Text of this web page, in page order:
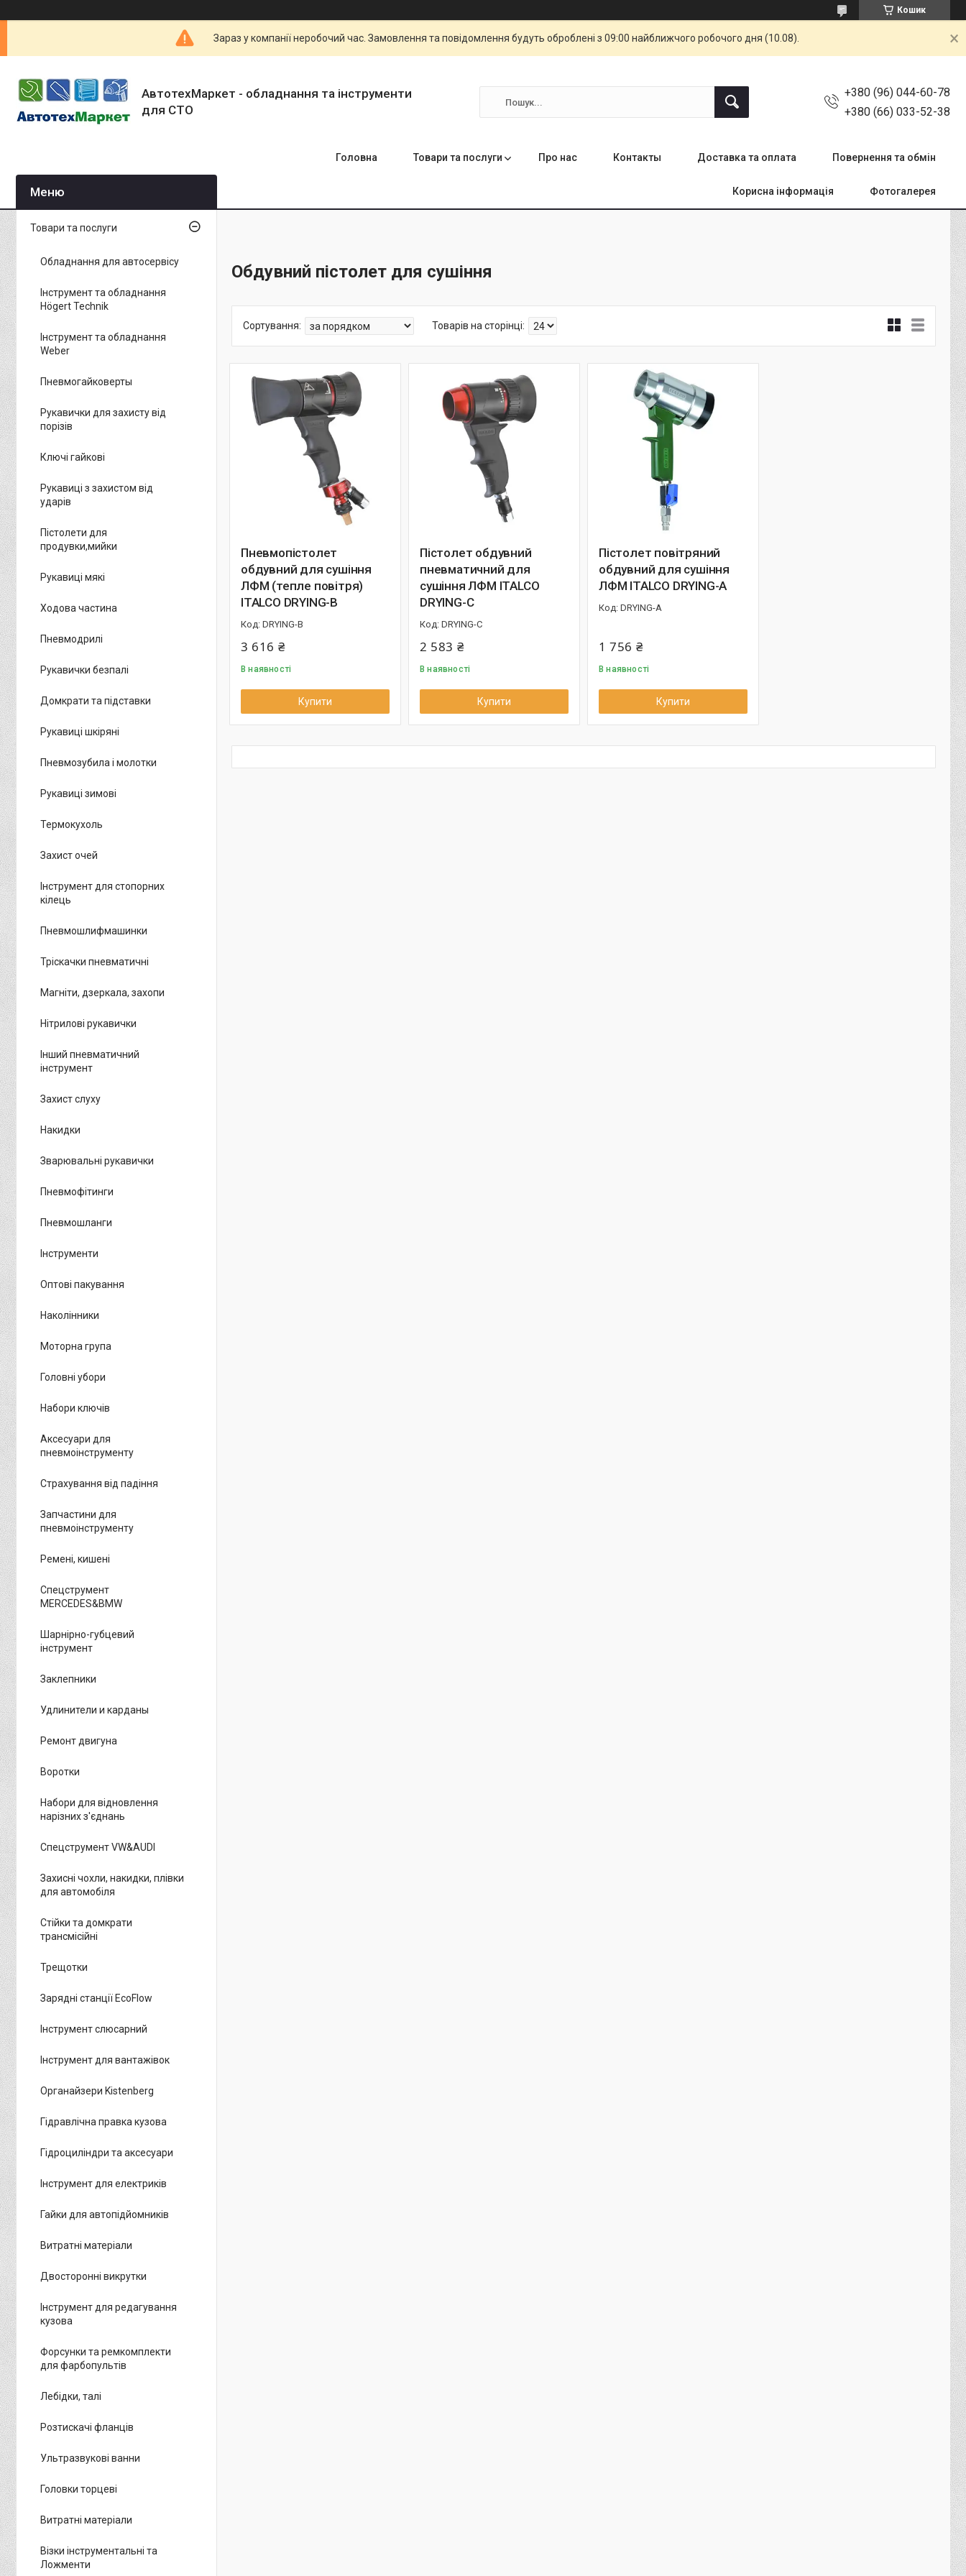
Кошик
Зараз у компанії неробочий час. Замовлення та повідомлення будуть оброблені з 09:00 найближчого робочого дня (10.08).
АвтотехМаркет - обладнання та інструменти
для СТО
+380 (96) 044-60-78
+380 (66) 033-52-38
Головна Товари та послуги Про нас Контакты Доставка та оплата Повернення та обмін
Корисна інформація Фотогалерея
Обдувний пістолет для сушіння
Пневмопістолет
обдувний для сушіння
ЛФМ (тепле повітря)
ITALCO DRYING-B
DRYING-B
3 616 ₴
В наявності
Купити
Пістолет обдувний
пневматичний для
сушіння ЛФМ ITALCO
DRYING-C
DRYING-C
2 583 ₴
В наявності
Купити
Пістолет повітряний
обдувний для сушіння
ЛФМ ITALCO DRYING-A
DRYING-A
1 756 ₴
В наявності
Купити
Товари та послуги
Обладнання для автосервісу
Інструмент та обладнання
Högert Technik
Інструмент та обладнання
Weber
Пневмогайковерты
Рукавички для захисту від
порізів
Ключі гайкові
Рукавиці з захистом від
ударів
Пістолети для
продувки,мийки
Рукавиці мякі
Ходова частина
Пневмодрилі
Рукавички безпалі
Домкрати та підставки
Рукавиці шкіряні
Пневмозубила і молотки
Рукавиці зимові
Термокухоль
Захист очей
Інструмент для стопорних
кілець
Пневмошлифмашинки
Тріскачки пневматичні
Магніти, дзеркала, захопи
Нітрилові рукавички
Інший пневматичний
інструмент
Захист слуху
Накидки
Зварювальні рукавички
Пневмофітинги
Пневмошланги
Інструменти
Оптові пакування
Наколінники
Моторна група
Головні убори
Набори ключів
Аксесуари для
пневмоінструменту
Страхування від падіння
Запчастини для
пневмоінструменту
Ремені, кишені
Спецструмент
MERCEDES&BMW
Шарнірно-губцевий
інструмент
Заклепники
Удлинители и карданы
Ремонт двигуна
Воротки
Набори для відновлення
нарізних з'єднань
Спецструмент VW&AUDI
Захисні чохли, накидки, плівки
для автомобіля
Стійки та домкрати
трансмісійні
Трещотки
Зарядні станції EcoFlow
Інструмент слюсарний
Інструмент для вантажівок
Органайзери Kistenberg
Гідравлічна правка кузова
Гідроциліндри та аксесуари
Інструмент для електриків
Гайки для автопідйомників
Витратні матеріали
Двосторонні викрутки
Інструмент для редагування
кузова
Форсунки та ремкомплекти
для фарбопультів
Лебідки, талі
Розтискачі фланців
Ультразвукові ванни
Головки торцеві
Витратні матеріали
Візки інструментальні та
Ложменти